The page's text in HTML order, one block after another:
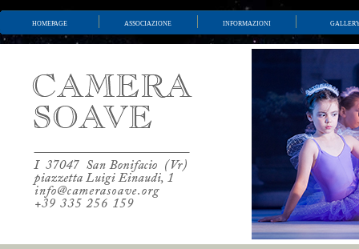
homepage associazione informazioni